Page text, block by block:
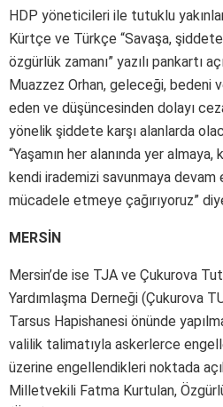
HDP yöneticileri ile tutuklu
Kürtçe ve Türkçe “Savaşa,
özgürlük zamanı” yazılı pankartı
Muazzez Orhan, geleceği, bedeni
eden ve düşüncesinden dolayı
yönelik şiddete karşı alanlarda
“Yaşamın her alanında yer almaya,
kendi irademizi savunmaya devam
mücadele etmeye çağırıyoruz”
MERSİN
Mersin’de ise TJA ve Çukurova
Yardımlaşma Derneği (Çukurova
Tarsus Hapishanesi önünde
valilik talimatıyla askerlerce
üzerine engellendikleri noktada
Milletvekili Fatma Kurtulan,